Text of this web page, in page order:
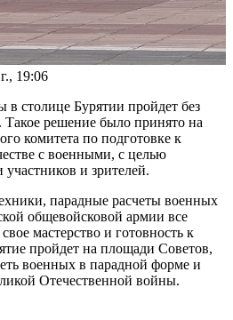
19:06
столице Бурятии пройдет без
Такое решение было принято на
комитета по подготовке к
с военными, с целью
участников и зрителей.
парадные расчеты военных
общевойсковой армии все
мастерство и готовность к
пройдет на площади Советов,
военных в парадной форме и
Отечественной войны.